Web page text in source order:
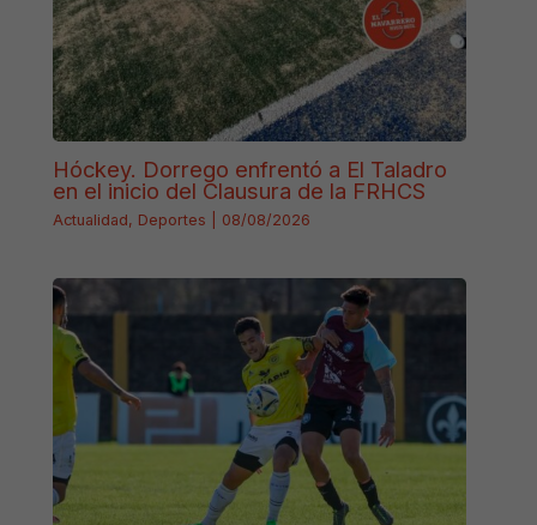
Hóckey. Dorrego enfrentó a El Taladro
en el inicio del Clausura de la FRHCS
Actualidad, Deportes 08/08/2026